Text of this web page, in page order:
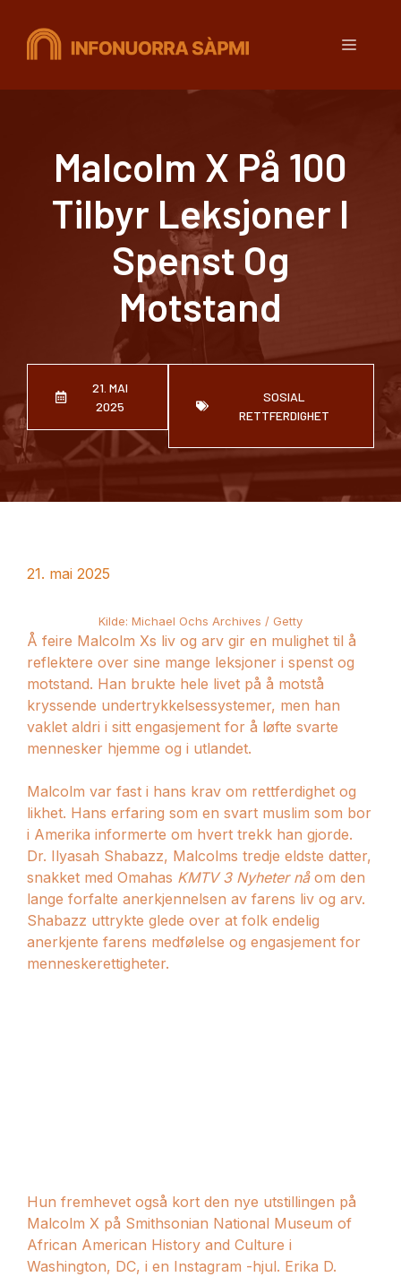
Meny
Malcolm X På 100
Tilbyr Leksjoner I
Spenst Og
Motstand
21. MAI
2025
SOSIAL
RETTFERDIGHET
21. mai 2025
Kilde: Michael Ochs Archives / Getty
Å feire Malcolm Xs liv og arv gir en mulighet til å
reflektere over sine mange leksjoner i spenst og
motstand. Han brukte hele livet på å motstå
kryssende undertrykkelsessystemer, men han
vaklet aldri i sitt engasjement for å løfte svarte
mennesker hjemme og i utlandet.
Malcolm var fast i hans krav om rettferdighet og
likhet. Hans erfaring som en svart muslim som bor
i Amerika informerte om hvert trekk han gjorde.
Dr. Ilyasah Shabazz, Malcolms tredje eldste datter,
snakket med Omahas KMTV 3 Nyheter nåom den
lange forfalte anerkjennelsen av farens liv og arv.
Shabazz uttrykte glede over at folk endelig
anerkjente farens medfølelse og engasjement for
menneskerettigheter.
Hun fremhevet også kort den nye utstillingen på
Malcolm X på Smithsonian National Museum of
African American History and Culture i
Washington, DC, i en Instagram -hjul. Erika D.